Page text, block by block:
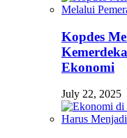
Kopdes
Ekonomi
July 22, 2025